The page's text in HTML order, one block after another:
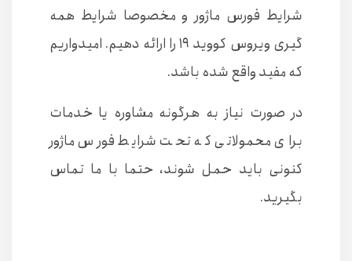
شرایط فورس ماژور و مخصوصا شرایط همه
گیری ویروس کووید ۱۹ را ارائه دهیم. امیدواریم
که مفید واقع شده باشد.
در صورت نیاز به هرگونه مشاوره یا خدمات
برای محمولاتی که تحت شرایط فورس ماژور
کنونی باید حمل شوند، حتما با ما تماس
بگیرید.